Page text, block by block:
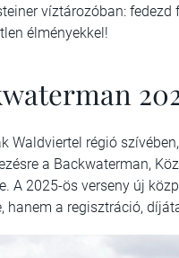
víztározóban:
élményekkel!
Waldviertel régió
a Backwaterman,
A 2025-ös verseny új
hanem a regisztráció,